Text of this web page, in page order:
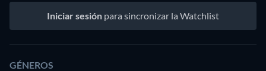
Iniciar sesión para sincronizar la Watchlist
GÉNEROS